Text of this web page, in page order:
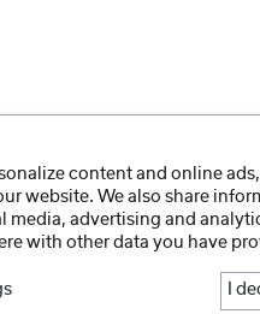
content and online
website. We also share
media, advertising and
with other data you have
I